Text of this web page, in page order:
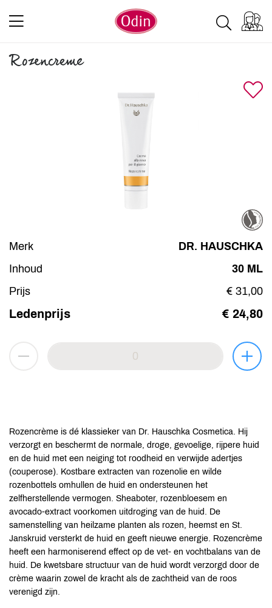
Rozencreme
Merk
DR. HAUSCHKA
Inhoud
30 ML
Prijs
€ 31,00
Ledenprijs € 24,80
Rozencrème is dé klassieker van Dr. Hauschka Cosmetica. Hij
verzorgt en beschermt de normale, droge, gevoelige, rijpere huid
en de huid met een neiging tot roodheid en verwijde adertjes
(couperose). Kostbare extracten van rozenolie en wilde
rozenbottels omhullen de huid en ondersteunen het
zelfherstellende vermogen. Sheaboter, rozenbloesem en
avocado-extract voorkomen uitdroging van de huid. De
samenstelling van heilzame planten als rozen, heemst en St.
Janskruid versterkt de huid en geeft nieuwe energie. Rozencrème
heeft een harmoniserend effect op de vet- en vochtbalans van de
huid. De kwetsbare structuur van de huid wordt verzorgd door de
crème waarin zowel de kracht als de zachtheid van de roos
verenigd zijn.